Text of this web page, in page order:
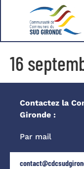
16
Contactez la
Gironde :
Par mail